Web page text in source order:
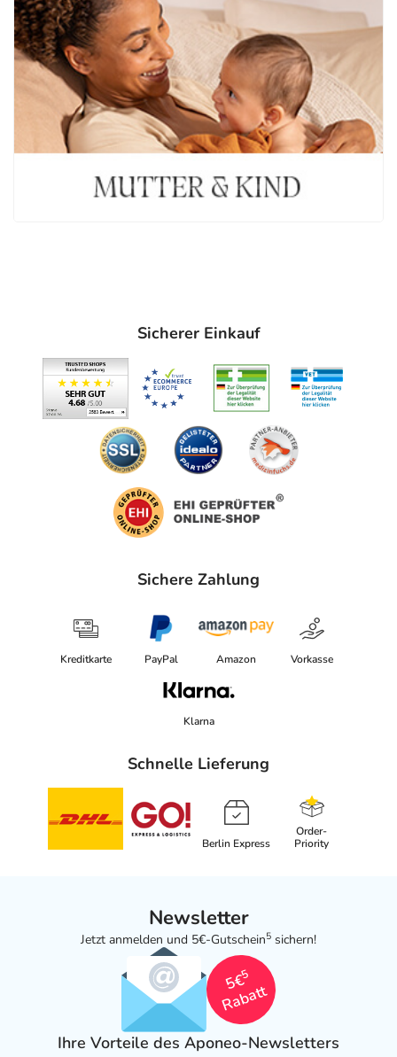
Sicherer Einkauf
Sichere Zahlung
Kreditkarte PayPal Amazon Vorkasse
Klarna
Schnelle Lieferung
Berlin Express
Order-
Priority
Newsletter
Jetzt anmelden und 5€-Gutschein5 sichern!
5€
5
Rabatt
Ihre Vorteile des Aponeo-Newsletters